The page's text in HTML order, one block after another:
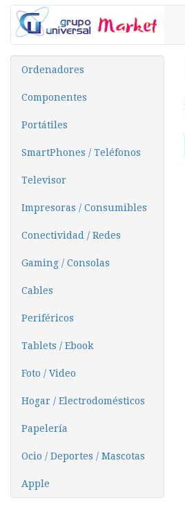
Ordenadores
Componentes
Portátiles
SmartPhones / Teléfonos
Televisor
Impresoras / Consumibles
Conectividad / Redes
Gaming / Consolas
Cables
Periféricos
Tablets / Ebook
Foto / Video
Hogar / Electrodomésticos
Papelería
Ocio / Deportes / Mascotas
Apple